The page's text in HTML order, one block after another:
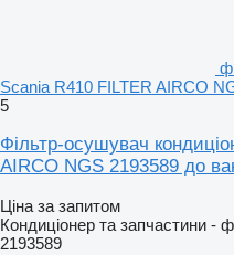
Scania R410 FILTER AIRCO
5
Фільтр-осушувач
AIRCO NGS 2193589 до
Ціна за запитом
Кондиціонер та запчастини -
2193589